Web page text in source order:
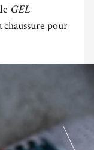
GEL
chaussure pour